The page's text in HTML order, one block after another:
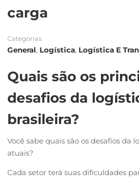
carga
Categorias
General, Logística, Logística E
Quais são os
desafios da
brasileira?
Você sabe quais são os desafios da
atuais?
Cada setor terá suas dificuldades